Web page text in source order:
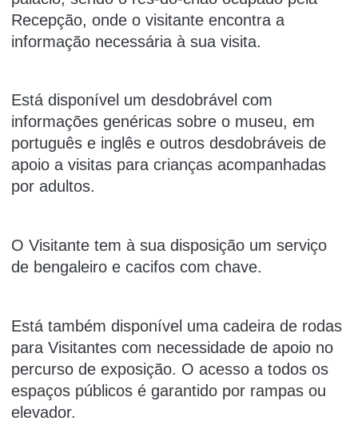
Recepção, onde o visitante encontra a
informação necessária à sua visita.
Está disponível um desdobrável com
informações genéricas sobre o museu, em
português e inglês e outros desdobráveis de
apoio a visitas para crianças acompanhadas
por adultos.
O Visitante tem à sua disposição um serviço
de bengaleiro e cacifos com chave.
Está também disponível uma cadeira de rodas
para Visitantes com necessidade de apoio no
percurso de exposição. O acesso a todos os
espaços públicos é garantido por rampas ou
elevador.